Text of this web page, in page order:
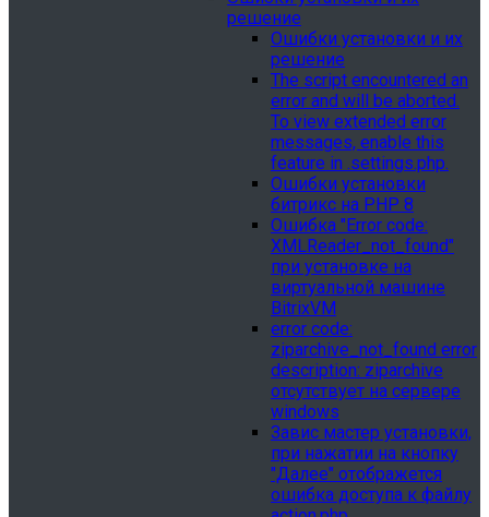
решение
Ошибки установки и их
решение
The script encountered an
error and will be aborted.
To view extended error
messages, enable this
feature in .settings.php.
Ошибки установки
битрикс на PHP 8
Ошибка "Error сode:
XMLReader_not_found"
при установке на
виртуальной машине
BitrixVM
error сode:
ziparchive_not_found error
description: ziparchive
отсутствует на сервере
windows
Завис мастер установки,
при нажатии на кнопку
"Далее" отображется
ошибка доступа к файлу